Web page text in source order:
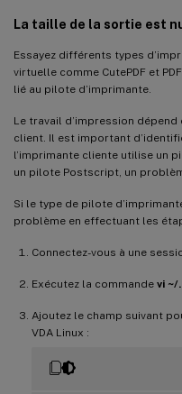
La taille de la sortie est
Essayez différents types
virtuelle comme CutePDF et
lié au pilote d’imprimante.
Le travail d’impression
client. Il est important
l’imprimante cliente utilise un
un pilote Postscript, un
Si le type de pilote
problème en effectuant les
Connectez-vous à une
Exécutez la commande vi ~/
Ajoutez le champ suivant
VDA Linux :